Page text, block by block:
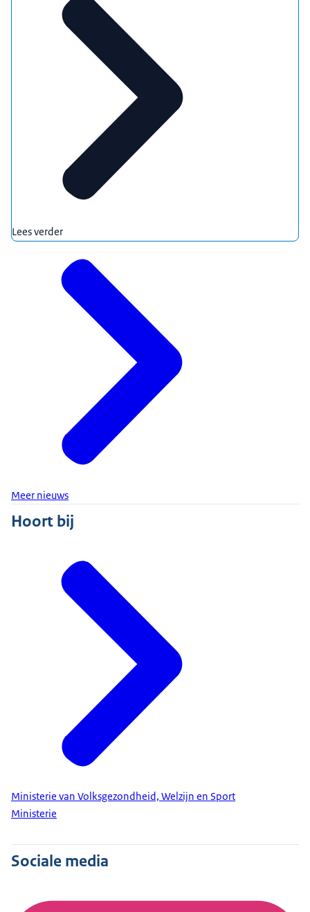
Lees verder
Meer nieuws
Hoort bij
Ministerie van Volksgezondheid, Welzijn en Sport
Ministerie
Sociale media